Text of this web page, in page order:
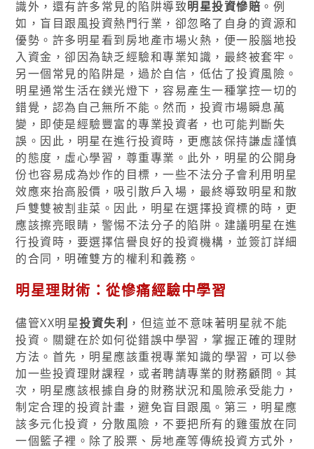
識外，還有許多常見的陷阱導致明星投資慘賠 。例
如，盲目跟風投資熱門行業，卻忽略了自身的資源和
優勢。許多明星看到房地產市場火熱，便一股腦地投
入資金，卻因為缺乏經驗和專業知識，最終被套牢。
另一個常見的陷阱是，過於自信，低估了投資風險。
明星通常生活在鎂光燈下，容易產生一種掌控一切的
錯覺，認為自己無所不能。然而，投資市場瞬息萬
變，即使是經驗豐富的專業投資者，也可能判斷失
誤。因此，明星在進行投資時，更應該保持謙虛謹慎
的態度，虛心學習，尊重專業。此外，明星的公開身
份也容易成為炒作的目標，一些不法分子會利用明星
效應來抬高股價，吸引散戶入場，最終導致明星和散
戶雙雙被割韭菜。因此，明星在選擇投資標的時，更
應該擦亮眼睛，警惕不法分子的陷阱。建議明星在進
行投資時，要選擇信譽良好的投資機構，並簽訂詳細
的合同，明確雙方的權利和義務。
明星理財術：從慘痛經驗中學習
儘管XX明星投資失利 ，但這並不意味著明星就不能
投資。關鍵在於如何從錯誤中學習，掌握正確的理財
方法。首先，明星應該重視專業知識的學習，可以參
加一些投資理財課程，或者聘請專業的財務顧問。其
次，明星應該根據自身的財務狀況和風險承受能力，
制定合理的投資計畫，避免盲目跟風。第三，明星應
該多元化投資，分散風險，不要把所有的雞蛋放在同
一個籃子裡。除了股票、房地產等傳統投資方式外，